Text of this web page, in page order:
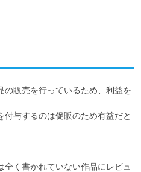
販売を行っているため、利益を
与するのは促販のため有益だと
く書かれていない作品にレビュ